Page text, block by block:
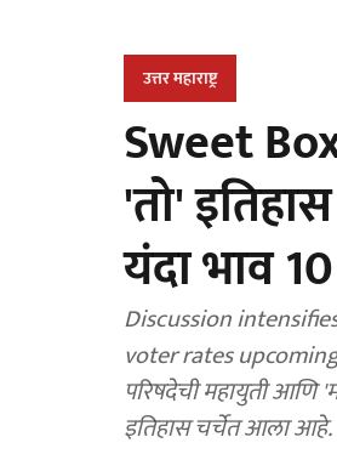
उत्तर महाराष्ट्र
Sweet
'तो'
यंदा भाव
Discussion
voter rates
परिषदेची महायुती
इतिहास चर्चेत आला आहे.